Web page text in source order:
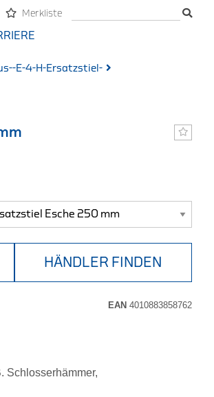
Merkliste
E-4-H-Ersatzstiel-
HÄNDLER FINDEN
EAN 4010883858762
Schlosserhämmer,